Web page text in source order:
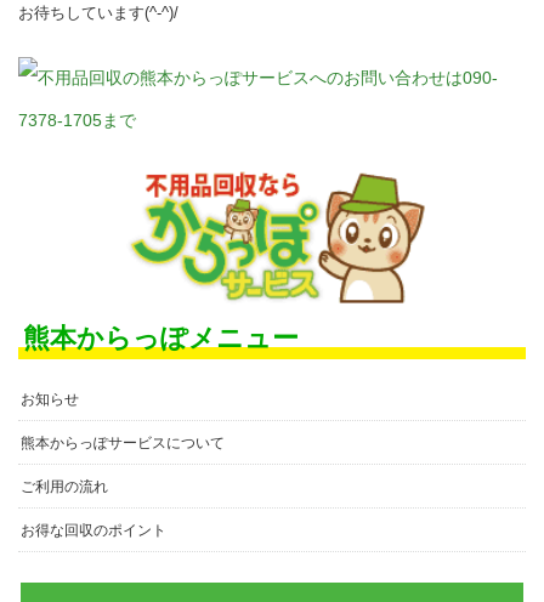
お待ちしています(^-^)/
熊本からっぽメニュー
お知らせ
熊本からっぽサービスについて
ご利用の流れ
お得な回収のポイント